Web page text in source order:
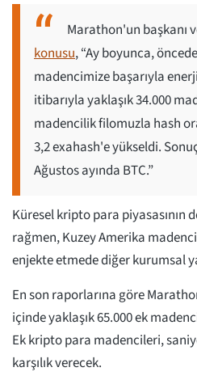
Marathon'un başkanı
konusu, “Ay boyunca,
madencimize başarıyla
itibarıyla yaklaşık 34.000
madencilik filomuzla hash
3,2 exahash'e yükseldi.
Ağustos ayında BTC.”
Küresel kripto para piyasasının
rağmen, Kuzey Amerika
enjekte etmede diğer kurumsal
En son raporlarına göre
içinde yaklaşık 65.000 ek
Ek kripto para madencileri,
karşılık verecek.